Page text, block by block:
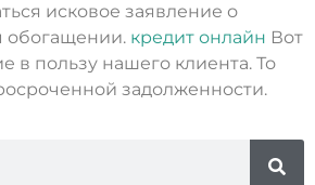
исковое заявление о
обогащении. кредит онлайн Вот
в пользу нашего клиента. То
задолженности.